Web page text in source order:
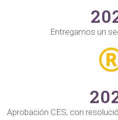
Entregamos un
Aprobación CES, con